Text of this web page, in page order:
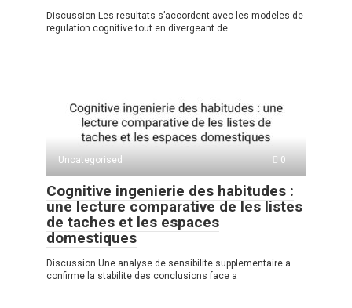
Discussion Les resultats s’accordent avec les modeles de
regulation cognitive tout en divergeant de
Uncategorised 0
Cognitive ingenierie des habitudes :
une lecture comparative de les listes
de taches et les espaces
domestiques
Discussion Une analyse de sensibilite supplementaire a
confirme la stabilite des conclusions face a